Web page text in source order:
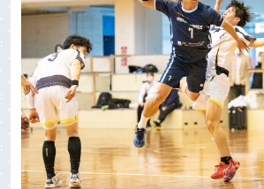
サービス紹介
申し込みへの流れ
ピックアップコンテン
チームオーダーギャラリー
生産体制